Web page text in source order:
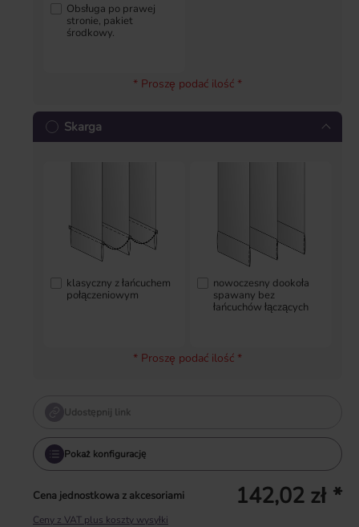
Obsługa po prawej
stronie, pakiet
środkowy.
* Proszę podać ilość *
Skarga
klasyczny z łańcuchem
połączeniowym
nowoczesny dookoła
spawany bez
łańcuchów łączących
* Proszę podać ilość *
Udostępnij link
Pokaż konfigurację
Cena jednostkowa z akcesoriami 142,02 zł *
Ceny z VAT plus koszty wysyłki